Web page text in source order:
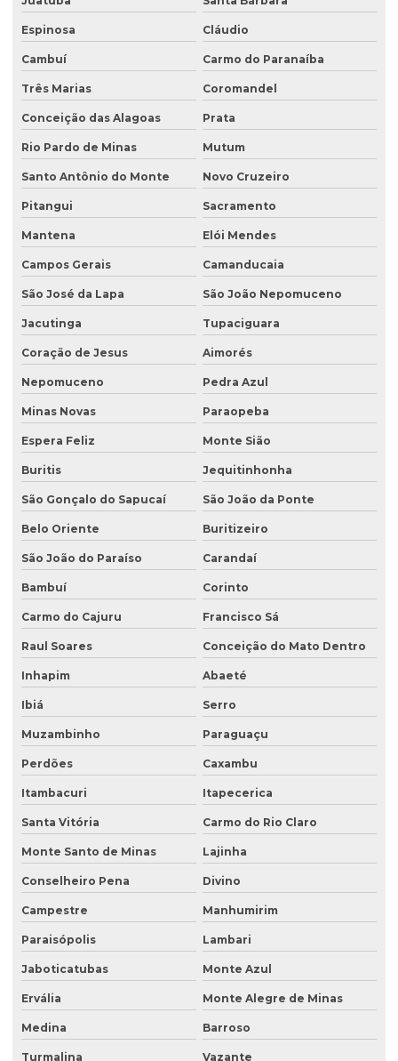
Licenciamento ambiental condomínio residencial
Licenciamento ambiental para construção civil
Licenciamento ambiental para empresas
Licenciamento ambiental de fábricas
Licenciamento ambiental industrial
Licenciamento ambiental para lava jatos
Licenciamento ambiental licença prévia
Licenciamento ambiental para loteamento
Licenciamento ambiental para loteamento urbano
Licenciamento ambiental para mineração
Licenciamento ambiental para movimentação de terra
Licenciamento ambiental de oficina mecânica
Licenciamento ambiental para postos de combustíveis
Licenciamento ambiental de rodovias
Licenciamento ambiental trifásico
Licenciamento ambiental em unidades de conservação
Licenciamento ambiental urbano
Monitoramento de efluentes
Monitoramento de efluentes líquidos
Passivo ambiental investigação detalhada
Perfuração de poço de monitoramento
Plano de monitoramento de efluentes
Plano de recuperação de área degradada
Plano de recuperação de área degradada pela mineração
Poço de monitoramento
Poço de monitoramento afogado
Poço de monitoramento de água subterrânea
Poço de monitoramento ambiental
Poço de monitoramento de lençol freático
Poço de monitoramento multinível
Espinosa Cláudio
Cambuí Carmo do Paranaíba
Três Marias Coromandel
Conceição das Alagoas Prata
Rio Pardo de Minas Mutum
Santo Antônio do Monte Novo Cruzeiro
Pitangui Sacramento
Mantena Elói Mendes
Campos Gerais Camanducaia
São José da Lapa São João Nepomuceno
Jacutinga Tupaciguara
Coração de Jesus Aimorés
Nepomuceno Pedra Azul
Minas Novas Paraopeba
Espera Feliz Monte Sião
Buritis Jequitinhonha
São Gonçalo do Sapucaí São João da Ponte
Belo Oriente Buritizeiro
São João do Paraíso Carandaí
Bambuí Corinto
Carmo do Cajuru Francisco Sá
Raul Soares Conceição do Mato Dentro
Inhapim Abaeté
Ibiá Serro
Muzambinho Paraguaçu
Perdões Caxambu
Itambacuri Itapecerica
Santa Vitória Carmo do Rio Claro
Monte Santo de Minas Lajinha
Conselheiro Pena Divino
Campestre Manhumirim
Paraisópolis Lambari
Jaboticatubas Monte Azul
Ervália Monte Alegre de Minas
Medina Barroso
Turmalina Vazante